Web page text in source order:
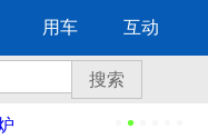
用车 互动
搜索